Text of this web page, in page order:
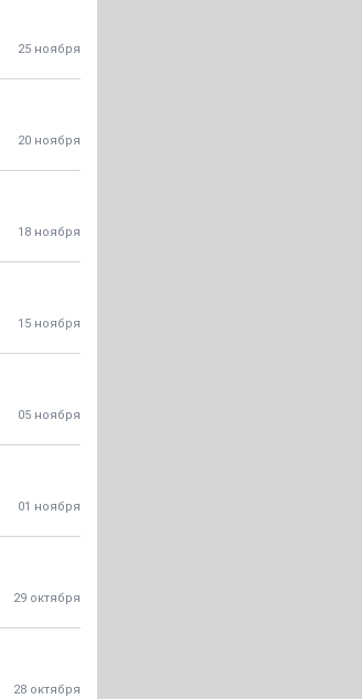
25 ноября
20 ноября
18 ноября
15 ноября
05 ноября
01 ноября
29 октября
28 октября